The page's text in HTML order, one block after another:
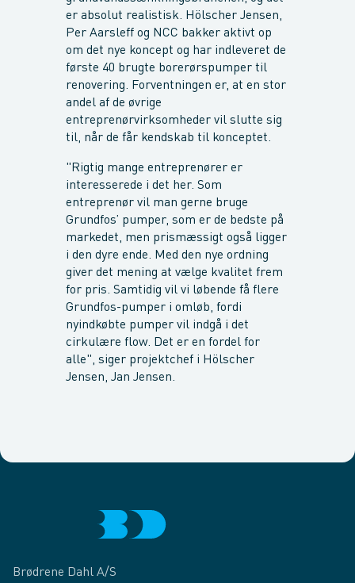
er absolut realistisk. Hölscher Jensen,
Per Aarsleff og NCC bakker aktivt op
om det nye koncept og har indleveret de
første 40 brugte borerørspumper til
renovering. Forventningen er, at en stor
andel af de øvrige
entreprenørvirksomheder vil slutte sig
til, når de får kendskab til konceptet.
"Rigtig mange entreprenører er
interesserede i det her. Som
entreprenør vil man gerne bruge
Grundfos’ pumper, som er de bedste på
markedet, men prismæssigt også ligger
i den dyre ende. Med den nye ordning
giver det mening at vælge kvalitet frem
for pris. Samtidig vil vi løbende få flere
Grundfos-pumper i omløb, fordi
nyindkøbte pumper vil indgå i det
cirkulære flow. Det er en fordel for
alle", siger projektchef i Hölscher
Jensen, Jan Jensen.
Brødrene Dahl A/S